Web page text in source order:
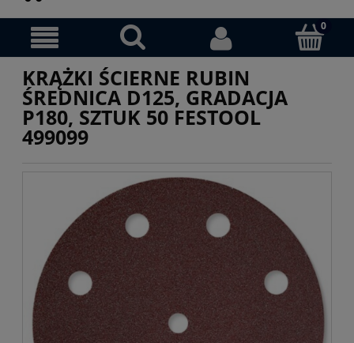
KRĄŻKI ŚCIERNE RUBIN
ŚREDNICA D125, GRADACJA
P180, SZTUK 50 FESTOOL
499099